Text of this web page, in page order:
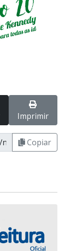
Imprimir
Copiar